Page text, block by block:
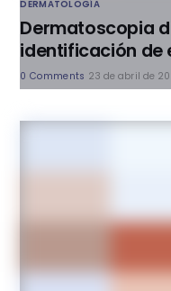
DERMATOLOGÍA
Dermatoscopia
identificación de
0 Comments 23 de abril de